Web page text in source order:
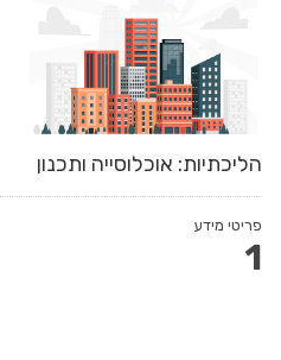
הליכתיות: אוכלוסייה ותכנון
פריטי מידע
1